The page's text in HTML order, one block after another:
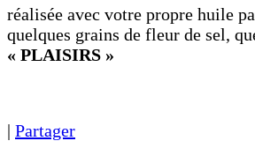
réalisée avec votre propre huile
quelques grains de fleur de sel,
« PLAISIRS »
| Partager